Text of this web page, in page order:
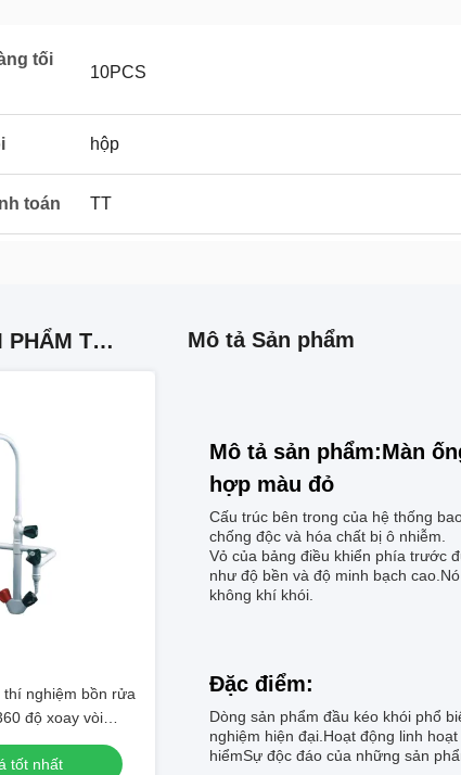
tối
10PCS
hộp
toán TT
NHỮNG SẢM PHẨM TƯƠNG TỰ
thí nghiệm bồn rửa
độ xoay vòi
tốt nhất
Mô tả Sản phẩm
Mô tả sản phẩm:Màn
hợp màu đỏ
Cấu trúc bên trong của hệ thống
chống độc và hóa chất bị ô nhiễm.
Vỏ của bảng điều khiển phía trước
như độ bền và độ minh bạch
không khí khói.
Đặc điểm:
Dòng sản phẩm đầu kéo khói phổ
nghiệm hiện đại.Hoạt động linh
hiểmSự độc đáo của những sản